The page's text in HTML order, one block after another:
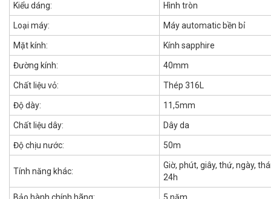
Kiểu dáng: Hình tròn
Loại máy: Máy automatic bền bỉ
Mặt kính: Kính sapphire
Đường kính: 40mm
Chất liệu vỏ: Thép 316L
Độ dày: 11,5mm
Chất liệu dây: Dây da
Độ chịu nước: 50m
Tính năng khác:
Giờ, phút, giây, thứ, ngày,
24h